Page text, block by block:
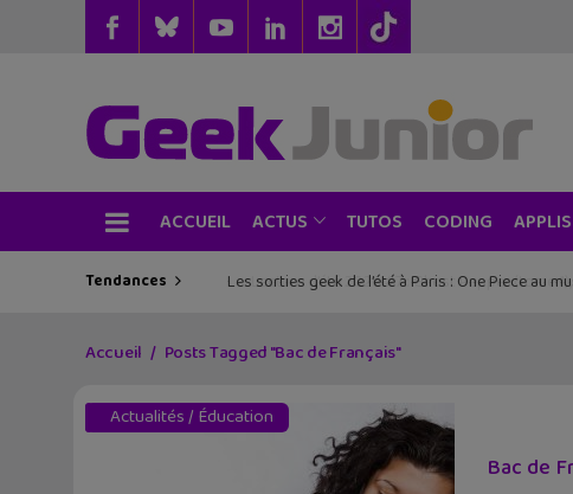
ACCUEIL ACTUS TUTOS CODING APPLIS
Tendances Les sorties geek de l’été à Paris : One Piece au
Accueil Posts Tagged "Bac de Français"
Actualités/ Éducation
Bac de